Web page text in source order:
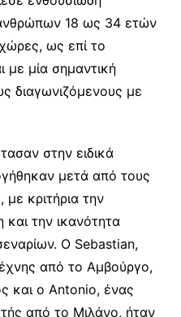
18 ως 34 ετών
ως επί το
με μία σημαντική
διαγωνιζόμενους με
στην ειδικά
μετά από τους
με κριτήρια την
την ικανότητα
Ο Sebastian,
από το Αμβούργο,
και ο Antonio, ένας
από το Μιλάνο, ήταν